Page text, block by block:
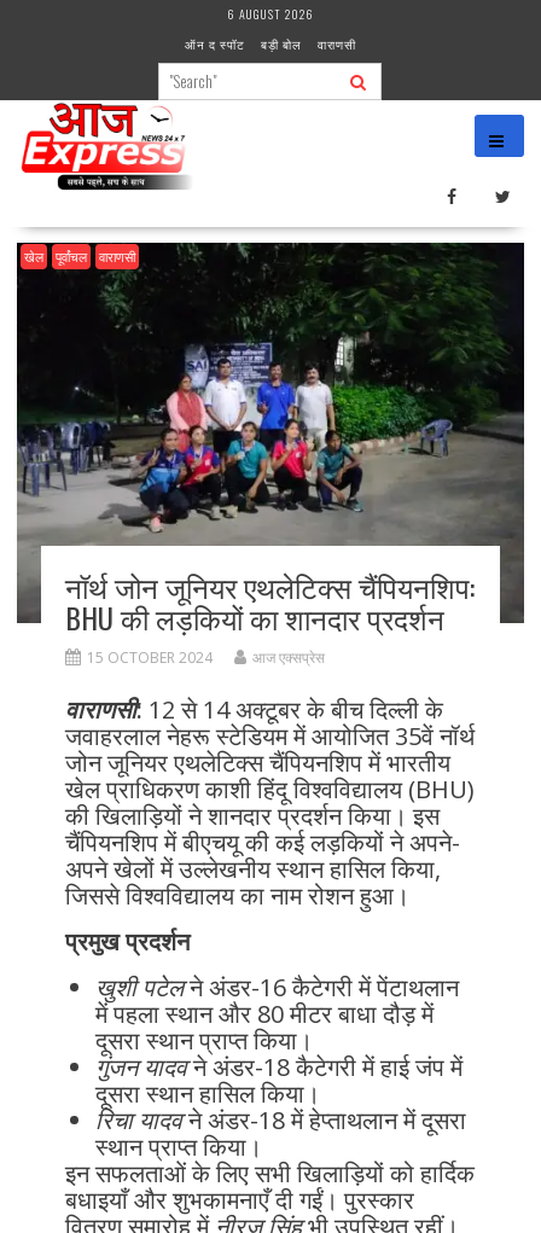
6 AUGUST 2026
ऑन द स्पॉट
बड़ी बोल वाराणसी
खेल पूर्वांचल वाराणसी
नॉर्थ जोन जूनियर एथलेटिक्स चैंपियनशिप:
BHU की लड़कियों का शानदार प्रदर्शन
15 OCTOBER 2024 आज एक्सप्रेस
वाराणसी: 12 से 14 अक्टूबर के बीच दिल्ली के
जवाहरलाल नेहरू स्टेडियम में आयोजित 35वें नॉर्थ
जोन जूनियर एथलेटिक्स चैंपियनशिप में भारतीय
खेल प्राधिकरण काशी हिंदू विश्वविद्यालय (BHU)
की खिलाड़ियों ने शानदार प्रदर्शन किया। इस
चैंपियनशिप में बीएचयू की कई लड़कियों ने अपने-
अपने खेलों में उल्लेखनीय स्थान हासिल किया,
जिससे विश्वविद्यालय का नाम रोशन हुआ।
प्रमुख प्रदर्शन
खुशी पटेलने अंडर-16 कैटेगरी में पेंटाथलान
में पहला स्थान और 80 मीटर बाधा दौड़ में
दूसरा स्थान प्राप्त किया।
गुंजन यादवने अंडर-18 कैटेगरी में हाई जंप में
दूसरा स्थान हासिल किया।
रिचा यादवने अंडर-18 में हेप्ताथलान में दूसरा
स्थान प्राप्त किया।
इन सफलताओं के लिए सभी खिलाड़ियों को हार्दिक
बधाइयाँ और शुभकामनाएँ दी गईं। पुरस्कार
वितरण समारोह में नीरज सिंहभी उपस्थित रहीं।